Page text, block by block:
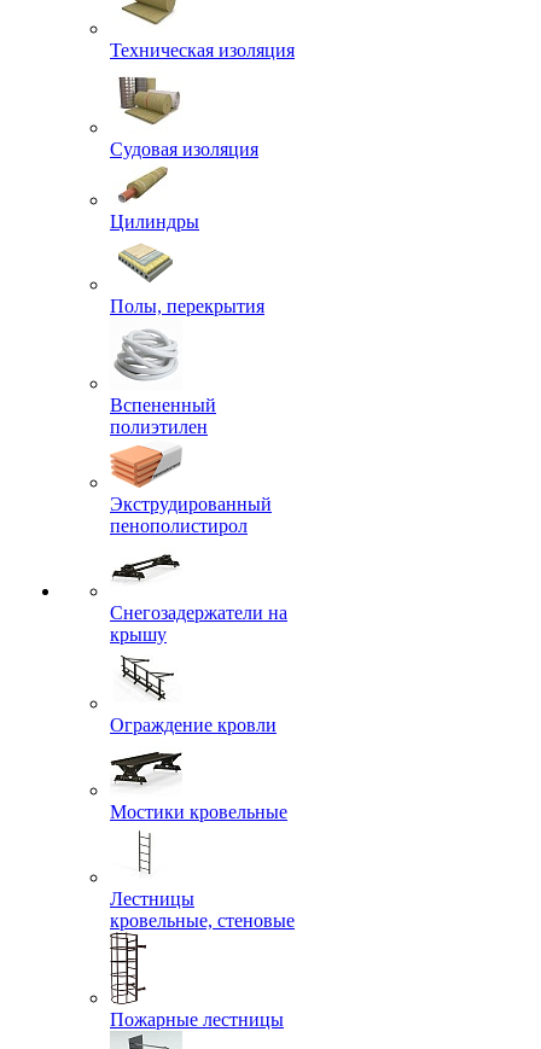
Техническая изоляция
Судовая изоляция
Цилиндры
Полы, перекрытия
Вспененный
полиэтилен
Экструдированный
пенополистирол
Снегозадержатели на
крышу
Ограждение кровли
Мостики кровельные
Лестницы
кровельные, стеновые
Пожарные лестницы